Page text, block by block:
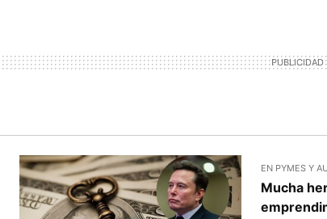
EN PYMES Y
Mucha